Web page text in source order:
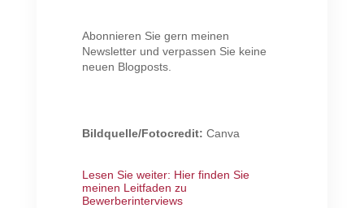
Abonnieren Sie gern meinen
Newsletter und verpassen Sie keine
neuen Blogposts.
Bildquelle/Fotocredit: Canva
Lesen Sie weiter: Hier finden Sie
meinen Leitfaden zu
Bewerberinterviews